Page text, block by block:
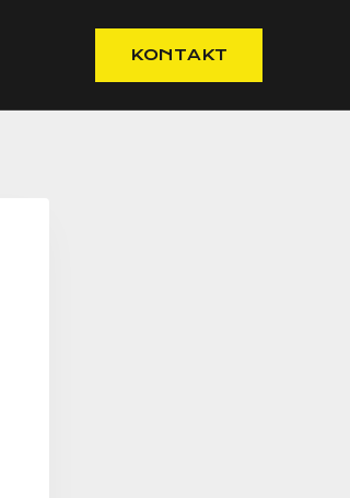
KONTAKT